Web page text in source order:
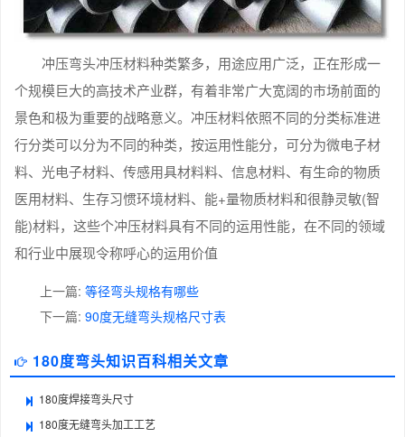
冲压弯头冲压材料种类繁多，用途应用广泛，正在形成一
个规模巨大的高技术产业群，有着非常广大宽阔的市场前面的
景色和极为重要的战略意义。冲压材料依照不同的分类标准进
行分类可以分为不同的种类，按运用性能分，可分为微电子材
料、光电子材料、传感用具材料料、信息材料、有生命的物质
医用材料、生存习惯环境材料、能+量物质材料和很静灵敏(智
能)材料，这些个冲压材料具有不同的运用性能，在不同的领域
和行业中展现令称呼心的运用价值
上一篇: 等径弯头规格有哪些
下一篇: 90度无缝弯头规格尺寸表
180度弯头知识百科相关文章
180度焊接弯头尺寸
180度无缝弯头加工工艺